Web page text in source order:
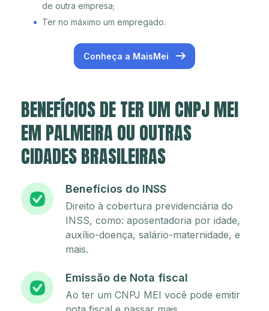
de outra empresa;
Ter no máximo um empregado.
Conheça a MaisMei
BENEFÍCIOS DE TER UM CNPJ MEI
EM PALMEIRA OU OUTRAS
CIDADES BRASILEIRAS
Benefícios do INSS
Direito à cobertura previdenciária do
INSS, como: aposentadoria por idade,
auxílio-doença, salário-maternidade, e
mais.
Emissão de Nota fiscal
Ao ter um CNPJ MEI você pode emitir